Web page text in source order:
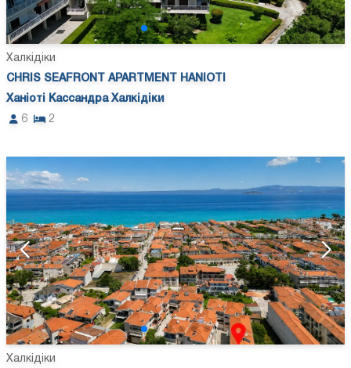
Халкідіки
CHRIS SEAFRONT APARTMENT HANIOTI
Ханіоті Кассандра Халкідіки
6
2
Халкідіки